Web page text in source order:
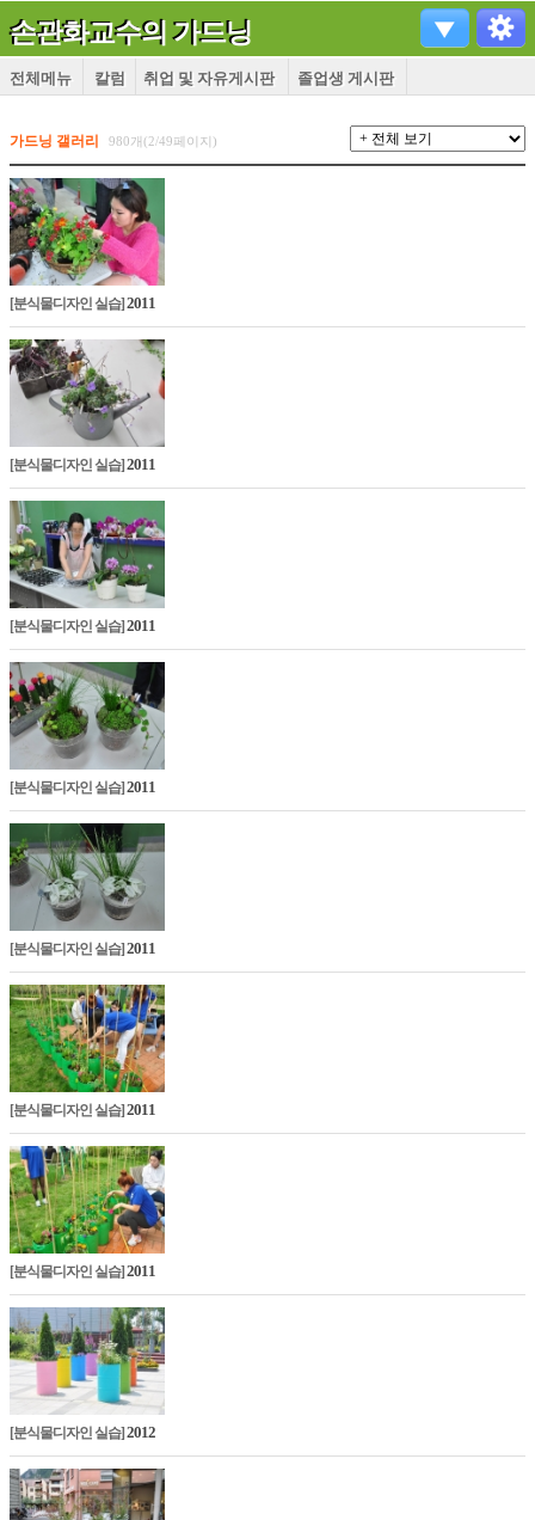
손관화교수의 가드닝
전체메뉴 칼럼 취업 및 자유게시판 졸업생 게시판
가드닝 갤러리 980개(2/49페이지)
[분식물디자인 실습] 2011
[분식물디자인 실습] 2011
[분식물디자인 실습] 2011
[분식물디자인 실습] 2011
[분식물디자인 실습] 2011
[분식물디자인 실습] 2011
[분식물디자인 실습] 2011
[분식물디자인 실습] 2012